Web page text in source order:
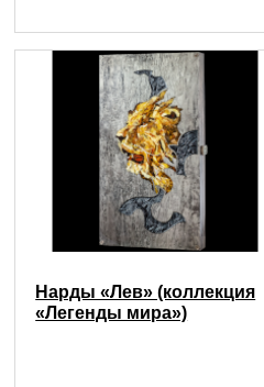
Нарды «Лев» (коллекция
«Легенды мира»)